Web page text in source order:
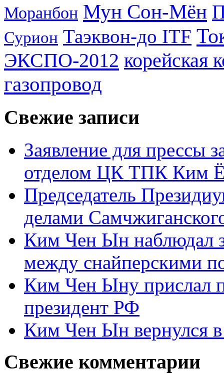
Моранбон Мун Сон-Мён
Сурион Таэквон-до ITF
ЭКСПО-2012 корейская
газопровод
Свежие записи
Заявление для прессы
отделом ЦК ТПК Ким
Председатель
делами
Ким Чен Ын наблюдал
между снайперскими
Ким Чен Ыну прислал
президент РФ
Ким Чен Ын вернулся
Свежие комментарии